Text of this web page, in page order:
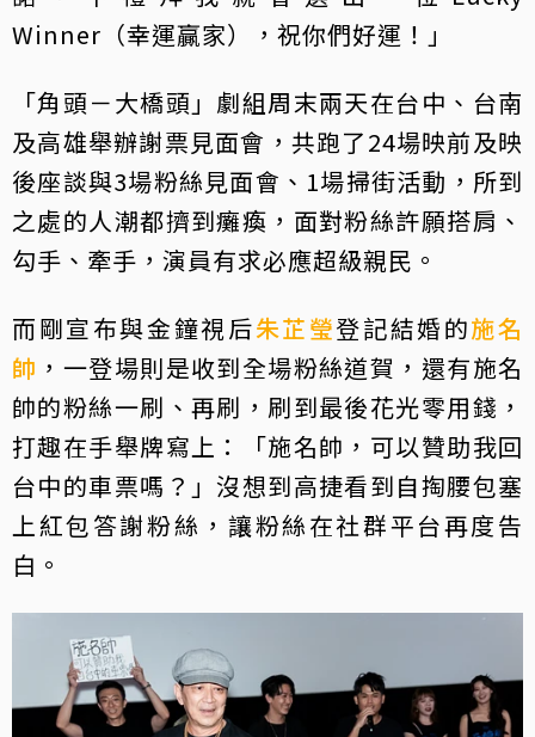
Winner（幸運贏家），祝你們好運！」
「角頭－大橋頭」劇組周末兩天在台中、台南
及高雄舉辦謝票見面會，共跑了24場映前及映
後座談與3場粉絲見面會、1場掃街活動，所到
之處的人潮都擠到癱瘓，面對粉絲許願搭肩、
勾手、牽手，演員有求必應超級親民。
而剛宣布與金鐘視后朱芷瑩登記結婚的施名
帥 ，一登場則是收到全場粉絲道賀，還有施名
帥的粉絲一刷、再刷，刷到最後花光零用錢，
打趣在手舉牌寫上：「施名帥，可以贊助我回
台中的車票嗎？」沒想到高捷看到自掏腰包塞
上紅包答謝粉絲，讓粉絲在社群平台再度告
白。